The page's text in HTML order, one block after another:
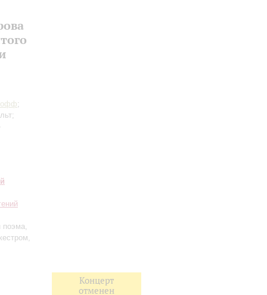
;
поэма,
Концерт
отменен